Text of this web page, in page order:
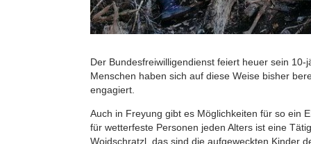
Der Bundesfreiwilligendienst feiert heuer sein
Menschen haben sich auf diese Weise bisher
engagiert.
Auch in Freyung gibt es Möglichkeiten für so ein
für wetterfeste Personen jeden Alters ist eine
Woidschratzl, das sind die aufgeweckten Kinder